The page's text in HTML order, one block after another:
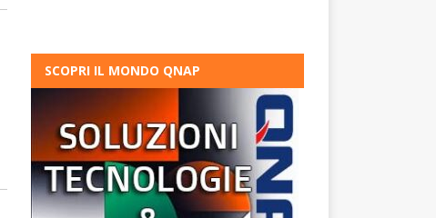
SCOPRI IL MONDO QNAP